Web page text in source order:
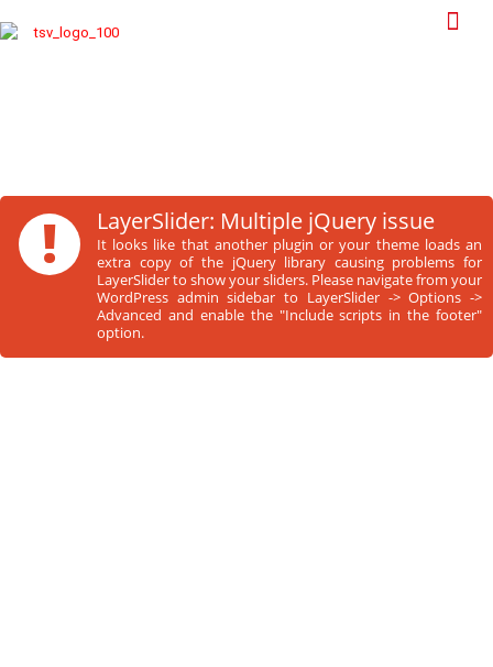
! LayerSlider: Multiple jQuery issue
It looks like that another plugin or your theme loads an
extra copy of the jQuery library causing problems for
LayerSlider to show your sliders. Please navigate from your
WordPress admin sidebar to LayerSlider -> Options ->
Advanced and enable the "Include scripts in the footer"
option.